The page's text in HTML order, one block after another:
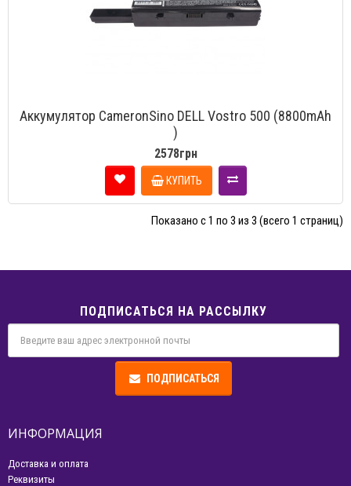
Аккумулятор CameronSino DELL Vostro 500 (8800mAh
)
2578грн
КУПИТЬ
Показано с 1 по 3 из 3 (всего 1 страниц)
ПОДПИСАТЬСЯ НА РАССЫЛКУ
ПОДПИСАТЬСЯ
ИНФОРМАЦИЯ
Доставка и оплата
Реквизиты